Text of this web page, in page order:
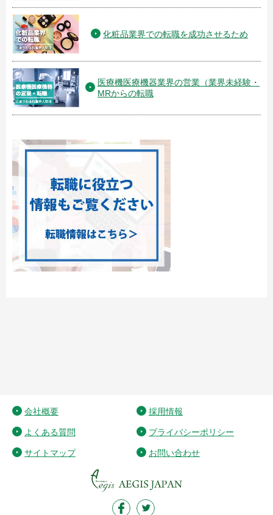
化粧品業界での転職を成功させるため
医療機医療機器業界の営業（業界未経験・
MRからの転職
会社概要 採用情報
よくある質問 プライバシーポリシー
サイトマップ お問い合わせ